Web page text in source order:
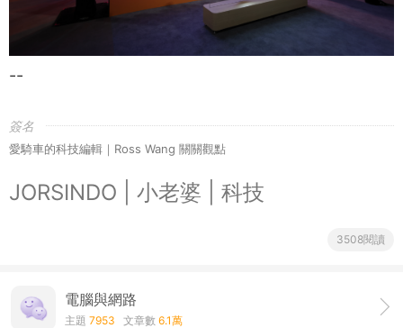
--
簽名
愛騎車的科技編輯｜Ross Wang 關關觀點
JORSINDO | 小老婆 | 科技
3508閱讀
電腦與網路
主題 7953 文章數 6.1萬